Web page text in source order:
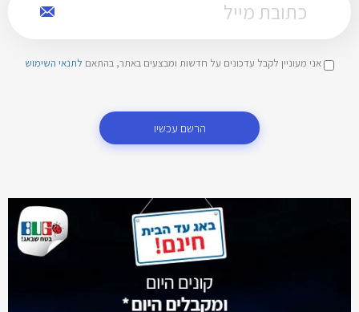
אני מעוניין לקבל עדכונים על חדשות ומבצעים באתר, בהתאם לתנאי השימוש
הרשם עכשיו